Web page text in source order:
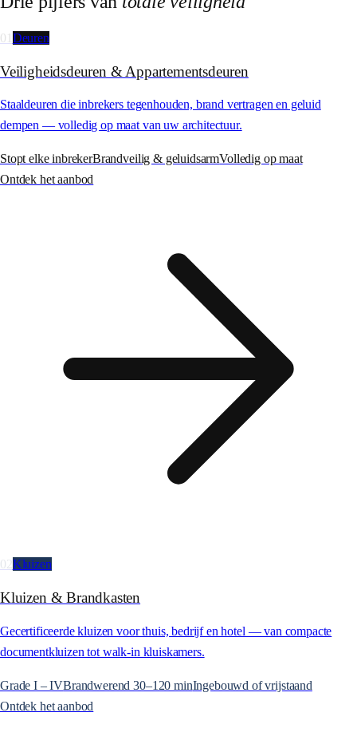
01Deuren
Veiligheids­deuren & Appartementsdeuren
Staaldeuren die inbrekers tegenhouden, brand vertragen en geluid
dempen — volledig op maat van uw architectuur.
Stopt elke inbrekerBrandveilig & geluidsarmVolledig op maat
Ontdek het aanbod
02Kluizen
Kluizen & Brandkasten
Gecertificeerde kluizen voor thuis, bedrijf en hotel — van compacte
documentkluizen tot walk-in kluis­kamers.
Grade I – IVBrandwerend 30–120 minIngebouwd of vrijstaand
Ontdek het aanbod